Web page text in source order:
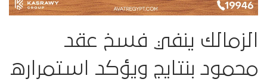
الزمالك ينفي فسخ عقد
محمود بنتايج ويؤكد استمراره